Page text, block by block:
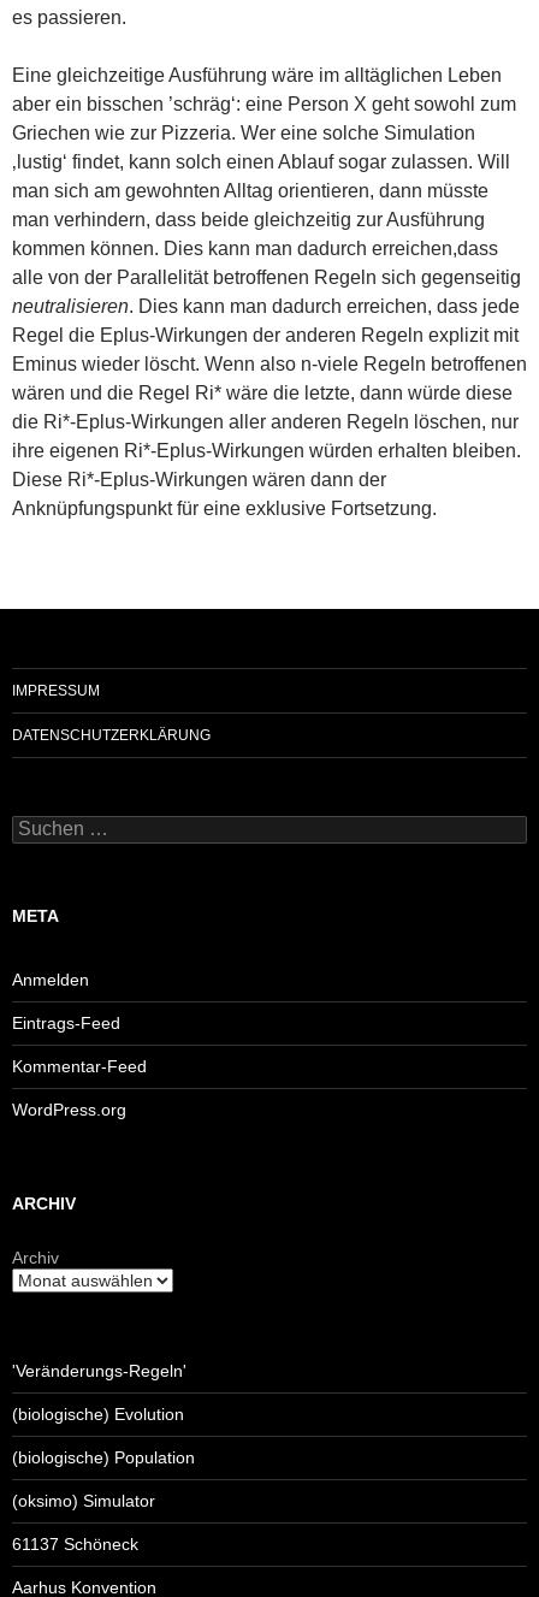
es passieren.
Eine gleichzeitige Ausführung wäre im alltäglichen Leben
aber ein bisschen ’schräg‘: eine Person X geht sowohl zum
Griechen wie zur Pizzeria. Wer eine solche Simulation
‚lustig‘ findet, kann solch einen Ablauf sogar zulassen. Will
man sich am gewohnten Alltag orientieren, dann müsste
man verhindern, dass beide gleichzeitig zur Ausführung
kommen können. Dies kann man dadurch erreichen,dass
alle von der Parallelität betroffenen Regeln sich gegenseitig
neutralisieren. Dies kann man dadurch erreichen, dass jede
Regel die Eplus-Wirkungen der anderen Regeln explizit mit
Eminus wieder löscht. Wenn also n-viele Regeln betroffenen
wären und die Regel Ri* wäre die letzte, dann würde diese
die Ri*-Eplus-Wirkungen aller anderen Regeln löschen, nur
ihre eigenen Ri*-Eplus-Wirkungen würden erhalten bleiben.
Diese Ri*-Eplus-Wirkungen wären dann der
Anknüpfungspunkt für eine exklusive Fortsetzung.
IMPRESSUM
DATENSCHUTZERKLÄRUNG
Suchen
nach:
META
Anmelden
Eintrags-Feed
Kommentar-Feed
WordPress.org
ARCHIV
Archiv
'Veränderungs-Regeln'
(biologische) Evolution
(biologische) Population
(oksimo) Simulator
61137 Schöneck
Aarhus Konvention